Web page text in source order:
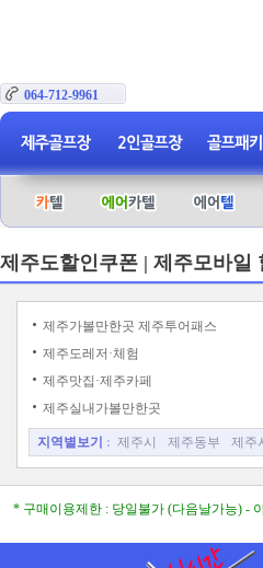
064-712-9961
제주도할인쿠폰 | 제주모바일
제주가볼만한곳 제주투어패스
제주도레저·체험
제주맛집·제주카페
제주실내가볼만한곳
지역별보기 : 제주시 제주동부 제주
* 구매이용제한 : 당일불가 (다음날가능) -